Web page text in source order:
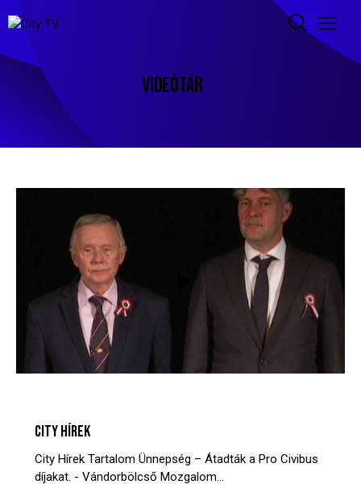
VIDEÓTÁR
CITY HÍREK
City Hírek Tartalom Ünnepség – Átadták a Pro Civibus
díjakat. - Vándorbölcső Mozgalom…